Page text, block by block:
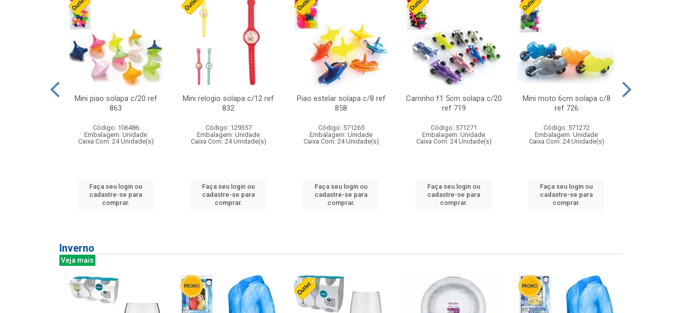
Mini piao solapa c/20 ref
863
Código: 106486
Embalagem: Unidade
Caixa Com: 24 Unidade(s)
Faça seu login ou
cadastre-se para
comprar.
Mini relogio solapa c/12 ref
832
Código: 129357
Embalagem: Unidade
Caixa Com: 24 Unidade(s)
Faça seu login ou
cadastre-se para
comprar.
Piao estelar solapa c/8 ref
858
Código: 571265
Embalagem: Unidade
Caixa Com: 24 Unidade(s)
Faça seu login ou
cadastre-se para
comprar.
Carrinho f1 5cm solapa c/20
ref 719
Código: 571271
Embalagem: Unidade
Caixa Com: 24 Unidade(s)
Faça seu login ou
cadastre-se para
comprar.
Mini moto 6cm solapa c/8
ref 726
Código: 571272
Embalagem: Unidade
Caixa Com: 24 Unidade(s)
Faça seu login ou
cadastre-se para
comprar.
Inverno
Veja mais